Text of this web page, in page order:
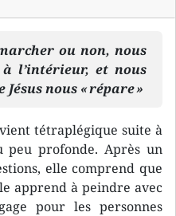
ou non, nous
l’intérieur, et nous
nous « répare »
tétraplégique suite à
peu profonde. Après un
elle comprend que
apprend à peindre avec
pour les personnes